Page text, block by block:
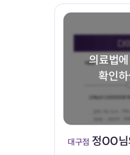
의료법에
확인
대구점 정OO